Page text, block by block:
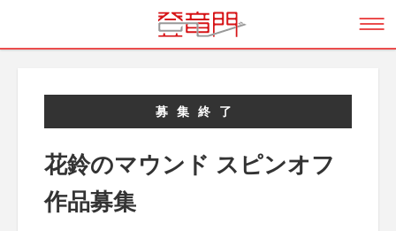
募集終了
花鈴のマウンド スピンオフ
作品募集